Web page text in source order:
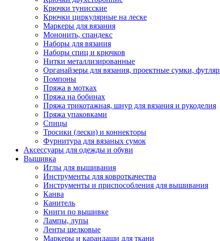
Крючки тунисские
Крючки циркулярные на леске
Маркеры для вязания
Мононить, спандекс
Наборы для вязания
Наборы спиц и крючков
Нитки металлизированные
Органайзеры для вязания, проектные сумки,
Помпоны
Пряжа в мотках
Пряжа на бобинах
Пряжа трикотажная, шнур для вязания и рукоделия
Пряжа упаковками
Спицы
Тросики (лески) и коннекторы
Фурнитура для вязаных сумок
Аксессуары для одежды и обуви
Вышивка
Иглы для вышивания
Инструменты для ковроткачества
Инструменты и приспособления для вышивания
Канва
Канитель
Книги по вышивке
Лампы, лупы
Ленты шелковые
Маркеры и карандаши для ткани